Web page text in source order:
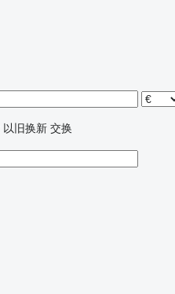
以旧换新 交换